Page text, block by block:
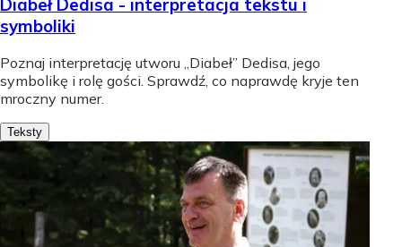
Diabeł Dedisa - interpretacja tekstu i
symboliki
Poznaj interpretację utworu „Diabeł” Dedisa, jego
symbolikę i rolę gości. Sprawdź, co naprawdę kryje ten
mroczny numer.
Teksty